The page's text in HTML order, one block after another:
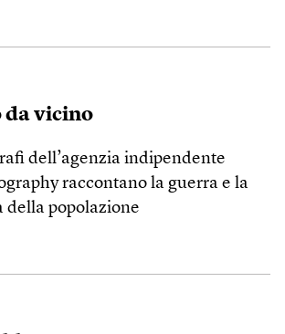
da vicino
dell’agenzia indipendente
raccontano la guerra e la
della popolazione